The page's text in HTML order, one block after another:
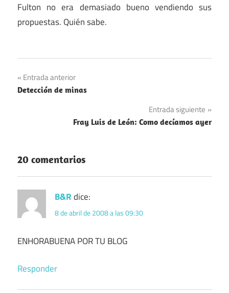
Fulton no era demasiado bueno vendiendo sus
propuestas. Quién sabe.
Navegación
de
Entrada anterior
Detección de minas
Entrada siguiente
Fray Luis de León: Como decíamos ayer
20 comentarios
B&Rdice:
8 de abril de 2008 a las 09:30
ENHORABUENA POR TU BLOG
Responder